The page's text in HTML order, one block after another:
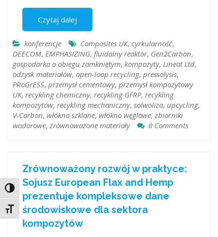
Toggle High Contrast
Toggle Font size
Czytaj dalej
konferencje Composites UK, cyrkularność,
DEECOM, EMPHASIZING, fluidalny reaktor, Gen2Carbon,
gospodarka o obiegu zamkniętym, kompozyty, Lineat Ltd,
odzysk materiałów, open-loop recycling, pressolysis,
PRoGrESS, przemysł cementowy, przemysł kompozytowy
UK, recykling chemiczny, recykling GFRP, recykling
kompozytów, recykling mechaniczny, solwoliza, upcycling,
V-Carbon, włókno szklane, włókno węglowe, zbiorniki
wodorowe, zrównoważone materiały 0 Comments
Zrównoważony rozwój w praktyce:
Sojusz European Flax and Hemp
prezentuje kompleksowe dane
środowiskowe dla sektora
kompozytów